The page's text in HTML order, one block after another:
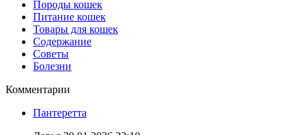
Породы кошек
Питание кошек
Товары для кошек
Содержание
Советы
Болезни
Комментарии
Пантеретта